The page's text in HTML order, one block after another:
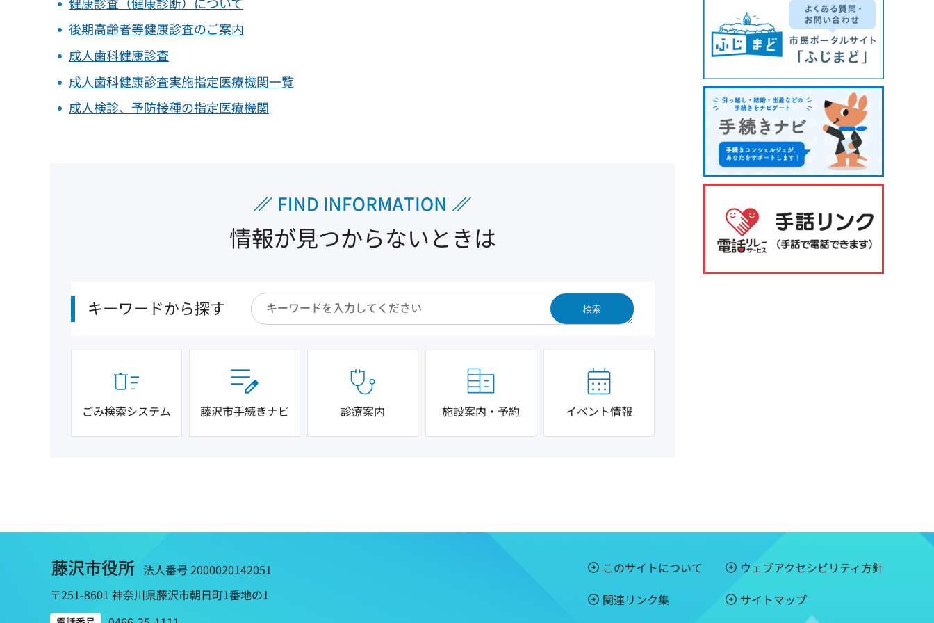
後期高齢者等健康診査のご案内
成人歯科健康診査
成人歯科健康診査実施指定医療機関一覧
成人検診、予防接種の指定医療機関
情報が見つからないときは
キーワードから探す 検索
ごみ検索システム 藤沢市手続きナビ 診療案内 施設案内・予約 イベント情報
藤沢市役所 法人番号 2000020142051
〒251-8601 神奈川県藤沢市朝日町1番地の1
このサイトについて
ウェブアクセシビリティ方針
関連リンク集
サイトマップ